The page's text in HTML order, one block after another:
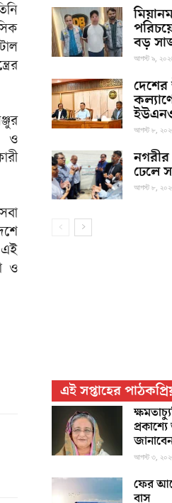
ও
ও
বড়
আগস্ট ৯,
আগস্ট ৮,
নগরীর
ঢেলে
আগস্ট ৮,
এই সপ্তাহের
আগস্ট ৩,
ফের
বাস